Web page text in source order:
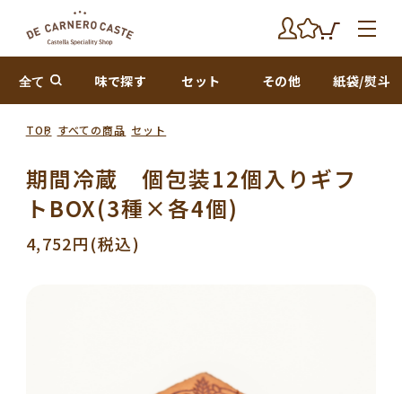
全て 味で探す セット その他 紙袋/熨斗
期間冷蔵 個包装12個入りギフ
トBOX(3種×各4個)
4,752円(税込)
TOP すべての商品 セット